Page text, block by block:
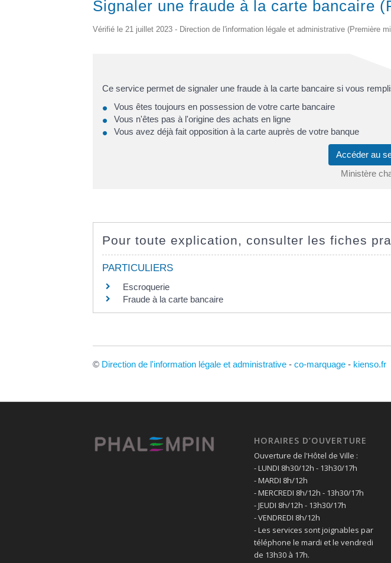
Signaler une fraude à la carte bancaire
Vérifié le 21 juillet 2023 - Direction de l'information légale et administrative (Première
Ce service permet de signaler une fraude à la carte bancaire si vous
Vous êtes toujours en possession de votre carte bancaire
Vous n'êtes pas à l'origine des achats en ligne
Vous avez déjà fait opposition à la carte auprès de votre banque
Accéder au
Ministère
Pour toute explication, consulter les fiches
PARTICULIERS
Escroquerie
Fraude à la carte bancaire
© Direction de l'information légale et administrative - co-marquage - kienso.fr
HORAIRES D’OUVERTURE
Ouverture de l'Hôtel de Ville :
- LUNDI 8h30/12h - 13h30/17h
- MARDI 8h/12h
- MERCREDI 8h/12h - 13h30/17h
- JEUDI 8h/12h - 13h30/17h
- VENDREDI 8h/12h
- Les services sont joignables par
téléphone le mardi et le vendredi
de 13h30 à 17h.